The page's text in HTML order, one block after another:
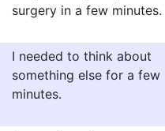
surgery in a few minutes.
I needed to think about
something else for a few
minutes.